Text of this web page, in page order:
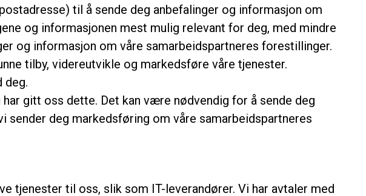
til å sende deg anbefalinger og informasjon om
og informasjonen mest mulig relevant for deg, med mindre
og informasjon om våre samarbeidspartneres forestillinger.
tilby, videreutvikle og markedsføre våre tjenester.
deg.
gitt oss dette. Det kan være nødvendig for å sende deg
deg markedsføring om våre samarbeidspartneres
tjenester til oss, slik som IT-leverandører. Vi har avtaler med